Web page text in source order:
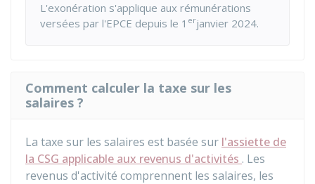
L'exonération s'applique aux rémunérations
versées par l'EPCE depuis le 1 erjanvier 2024.
Comment calculer la taxe sur les
salaires ?
La taxe sur les salaires est basée sur l'assiette de
la CSG applicable aux revenus d'activités . Les
revenus d'activité comprennent les salaires, les